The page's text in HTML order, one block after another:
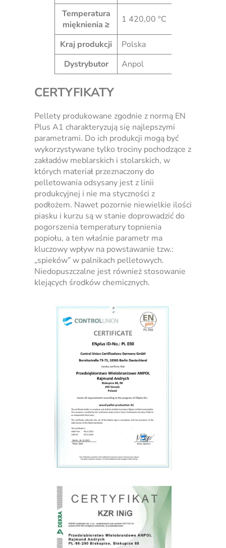
Temperatura
mięknienia ≥
1 420,00 °C
Kraj produkcji
Polska
Dystrybutor
Anpol
CERTYFIKATY
Pellety produkowane zgodnie z normą EN
Plus A1 charakteryzują się najlepszymi
parametrami. Do ich produkcji mogą być
wykorzystywane tylko trociny pochodzące z
zakładów meblarskich i stolarskich, w
których materiał przeznaczony do
pelletowania odsysany jest z linii
produkcyjnej i nie ma styczności z
podłożem. Nawet pozornie niewielkie ilości
piasku i kurzu są w stanie doprowadzić do
pogorszenia temperatury topnienia
popiołu, a ten właśnie parametr ma
kluczowy wpływ na powstawanie tzw.:
„spieków” w palnikach pelletowych.
Niedopuszczalne jest również stosowanie
klejących środków chemicznych.